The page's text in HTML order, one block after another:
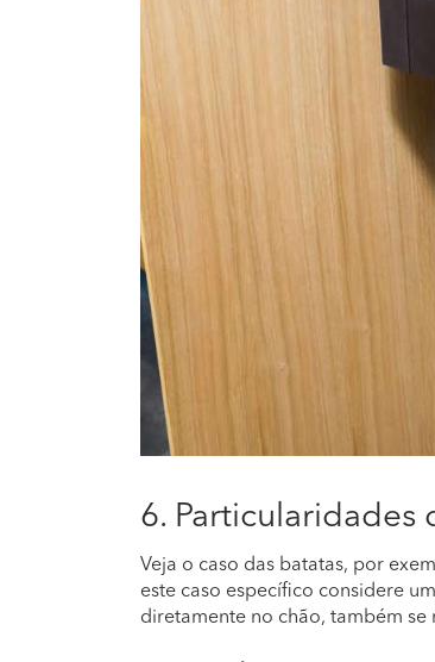
6. Particularidades
Veja o caso das batatas, por
este caso específico considere
diretamente no chão, também